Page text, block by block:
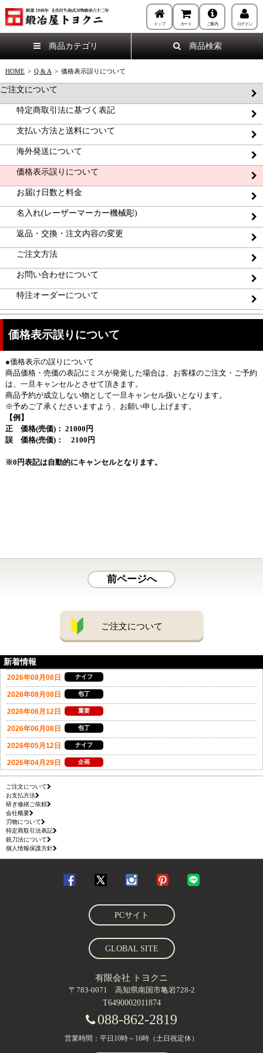
トップ カート ご案内 ログイン
商品カテゴリ 商品検索
HOME > Q & A > 価格表示誤りについて
ご注文について
特定商取引法に基づく表記
支払い方法と送料について
海外発送について
価格表示誤りについて
お届け日数と料金
名入れ(レーザーマーカー機械彫)
返品・交換・注文内容の変更
ご注文方法
お問い合わせについて
特注オーダーについて
価格表示誤りについて
●価格表示の誤りについて
商品価格・売価の表記にミスが発覚した場合は、お客様のご注文・ご予約
は、一旦キャンセルとさせて頂きます。
商品予約が成立しない物として一旦キャンセル扱いとなります。
※予めご了承くださいますよう、お願い申し上げます。
【例】
正 価格(売価)： 21000円
誤 価格(売価)： 2100円
※0円表記は自動的にキャンセルとなります。
前ページへ
ご注文について
新着情報
ご注文について
お支払方法
研ぎ修繕ご依頼
会社概要
刃物について
特定商取引法表記
銃刀法について
個人情報保護方針
PCサイト
GLOBAL SITE
有限会社 トヨクニ
〒783-0071 高知県南国市亀岩728-2
T6490002011874
088-862-2819
営業時間：平日10時～16時（土日祝定休）